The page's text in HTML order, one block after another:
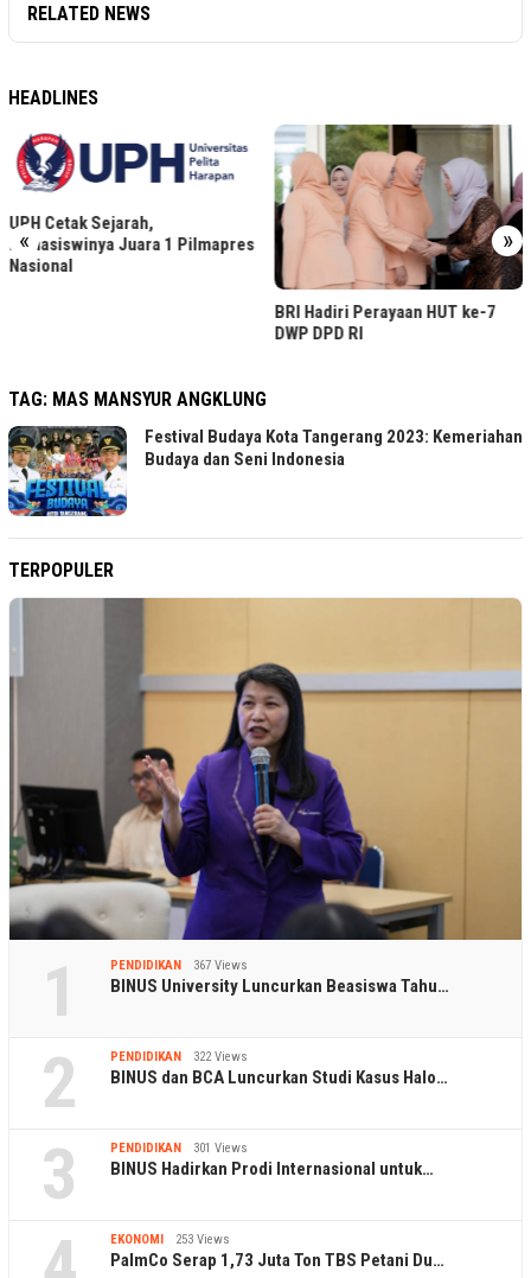
RELATED NEWS
HEADLINES
« »
UPH Cetak Sejarah,
Mahasiswinya Juara 1 Pilmapres
Nasional
BRI Hadiri Perayaan HUT ke-7
DWP DPD RI
TAG: MAS MANSYUR ANGKLUNG
Festival Budaya Kota Tangerang 2023: Kemeriahan
Budaya dan Seni Indonesia
TERPOPULER
1 PENDIDIKAN 367 Views
BINUS University Luncurkan Beasiswa Tahu…
2 PENDIDIKAN 322 Views
BINUS dan BCA Luncurkan Studi Kasus Halo…
3 PENDIDIKAN 301 Views
BINUS Hadirkan Prodi Internasional untuk…
EKONOMI 253 Views
PalmCo Serap 1,73 Juta Ton TBS Petani Du…